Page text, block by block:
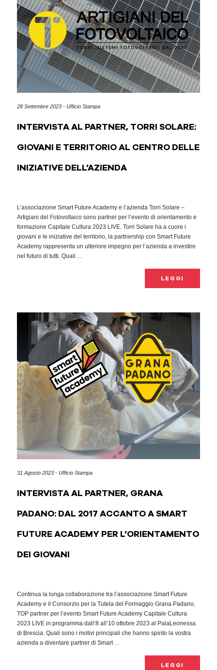
28 Settembre 2023 - Ufficio Stampa
INTERVISTA AL PARTNER, TORRI SOLARE:
GIOVANI E TERRITORIO AL CENTRO DELLE
INIZIATIVE DELL’AZIENDA
L’associazione Smart Future Academy e l’azienda Torri Solare –
Artigiani del Fotovoltaico sono partner per l’evento di orientamento e
formazione Capitale Cultura 2023 LIVE. Torri Solare ha a cuore i
giovani e le iniziative del territorio, la partnership con Smart Future
Academy rappresenta un ulteriore impegno per l’azienda a investire
nel futuro di tutti. Quali …
LEGGI
31 Agosto 2023 - Ufficio Stampa
INTERVISTA AL PARTNER, GRANA
PADANO: DAL 2017 ACCANTO A SMART
FUTURE ACADEMY PER L’ORIENTAMENTO
DEI GIOVANI
Continua la lunga collaborazione tra l’associazione Smart Future
Academy e il Consorzio per la Tutela del Formaggio Grana Padano,
TOP partner per l’evento Smart Future Academy Capitale Cultura
2023 LIVE in programma dall’8 all’10 ottobre 2023 al PalaLeonessa
di Brescia. Quali sono i motivi principali che hanno spinto la vostra
azienda a diventare partner di Smart …
LEGGI